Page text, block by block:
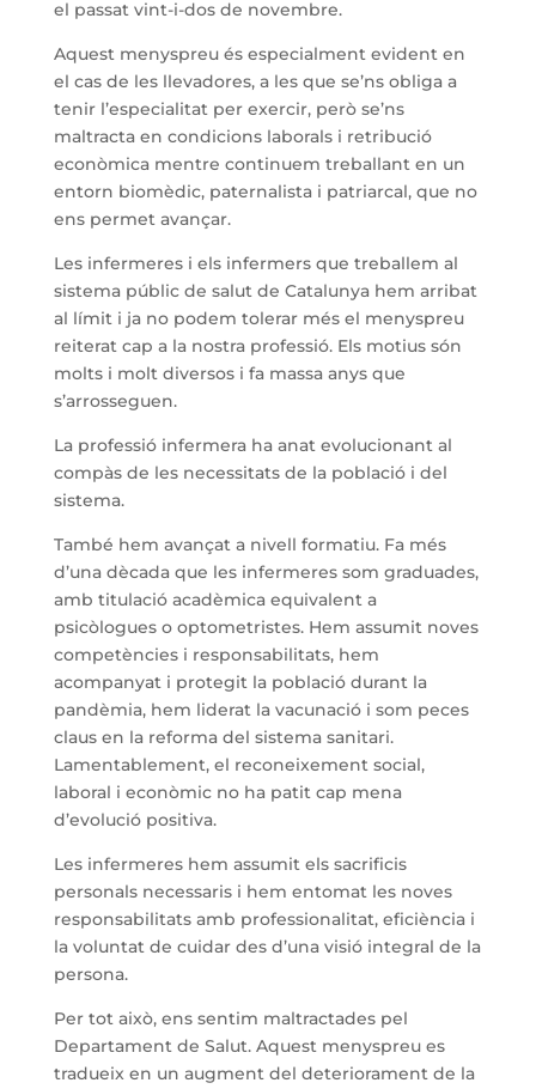
el passat vint-i-dos de novembre.
Aquest menyspreu és especialment evident en
el cas de les llevadores, a les que se’ns obliga a
tenir l’especialitat per exercir, però se’ns
maltracta en condicions laborals i retribució
econòmica mentre continuem treballant en un
entorn biomèdic, paternalista i patriarcal, que no
ens permet avançar.
Les infermeres i els infermers que treballem al
sistema públic de salut de Catalunya hem arribat
al límit i ja no podem tolerar més el menyspreu
reiterat cap a la nostra professió. Els motius són
molts i molt diversos i fa massa anys que
s’arrosseguen.
La professió infermera ha anat evolucionant al
compàs de les necessitats de la població i del
sistema.
També hem avançat a nivell formatiu. Fa més
d’una dècada que les infermeres som graduades,
amb titulació acadèmica equivalent a
psicòlogues o optometristes. Hem assumit noves
competències i responsabilitats, hem
acompanyat i protegit la població durant la
pandèmia, hem liderat la vacunació i som peces
claus en la reforma del sistema sanitari.
Lamentablement, el reconeixement social,
laboral i econòmic no ha patit cap mena
d’evolució positiva.
Les infermeres hem assumit els sacrificis
personals necessaris i hem entomat les noves
responsabilitats amb professionalitat, eficiència i
la voluntat de cuidar des d’una visió integral de la
persona.
Per tot això, ens sentim maltractades pel
Departament de Salut. Aquest menyspreu es
tradueix en un augment del deteriorament de la